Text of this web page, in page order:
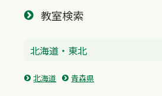
教室検索
北海道・東北
北海道 青森県